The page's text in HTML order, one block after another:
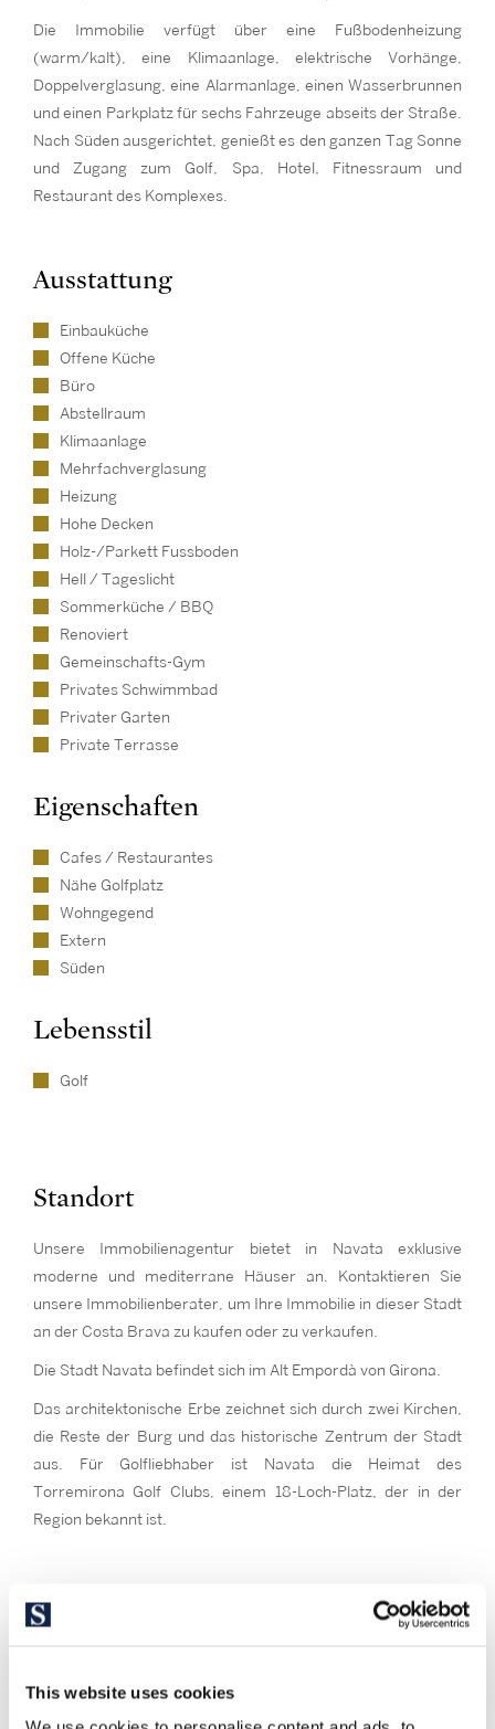
This website uses cookies
Die Immobilie verfügt über eine Fußbodenheizung
(warm/kalt), eine Klimaanlage, elektrische Vorhänge,
Doppelverglasung, eine Alarmanlage, einen Wasserbrunnen
und einen Parkplatz für sechs Fahrzeuge abseits der Straße.
Nach Süden ausgerichtet, genießt es den ganzen Tag Sonne
und Zugang zum Golf, Spa, Hotel, Fitnessraum und
Restaurant des Komplexes.
Ausstattung
Einbauküche
Offene Küche
Büro
Abstellraum
Klimaanlage
Mehrfachverglasung
Heizung
Hohe Decken
Holz-/Parkett Fussboden
Hell / Tageslicht
Sommerküche / BBQ
Renoviert
Gemeinschafts-Gym
Privates Schwimmbad
Privater Garten
Private Terrasse
Eigenschaften
Cafes / Restaurantes
Nähe Golfplatz
Wohngegend
Extern
Süden
Lebensstil
Golf
Standort
Unsere Immobilienagentur bietet in Navata exklusive
moderne und mediterrane Häuser an. Kontaktieren Sie
unsere Immobilienberater, um Ihre Immobilie in dieser Stadt
an der Costa Brava zu kaufen oder zu verkaufen.
Die Stadt Navata befindet sich im Alt Empordà von Girona.
Das architektonische Erbe zeichnet sich durch zwei Kirchen,
die Reste der Burg und das historische Zentrum der Stadt
aus. Für Golfliebhaber ist Navata die Heimat des
Torremirona Golf Clubs, einem 18-Loch-Platz, der in der
Region bekannt ist.